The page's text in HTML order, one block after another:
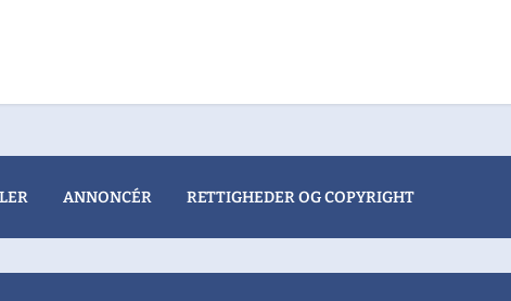
ANNONCÉR RETTIGHEDER OG COPYRIGHT